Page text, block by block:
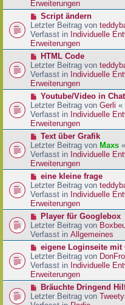
t
a
g
e
r
B
e
i
t
a
g
Erweiterungen
N
e
u
e
r
B
e
i
t
a
g
Script ändern
Letzter Beitrag von
Verfasst in Individuelle
Erweiterungen
N
e
u
e
r
B
e
i
t
a
g
HTML Code
Letzter Beitrag von
Verfasst in Individuelle
Erweiterungen
N
e
u
e
r
B
e
i
t
a
g
Youtube/Video in
Letzter Beitrag von Gerli «
Verfasst in Individuelle
Erweiterungen
N
e
u
e
r
B
e
i
t
a
g
Text über Grafik
Letzter Beitrag von Maxs «
Verfasst in Individuelle
Erweiterungen
N
e
u
e
r
B
e
i
r
a
g
eine kleine frage
Letzter Beitrag von
Verfasst in Individuelle
Erweiterungen
N
e
u
e
r
B
e
i
r
Player für Googlebox
Letzter Beitrag von
Verfasst in Allgemeines
N
e
u
e
r
B
e
eigene Loginseite mit
Letzter Beitrag von
Verfasst in Individuelle
Erweiterungen
N
e
Bräuchte Dringend
Letzter Beitrag von